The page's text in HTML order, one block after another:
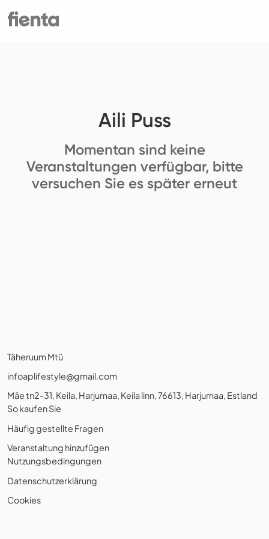
Aili Puss
Momentan sind keine
Veranstaltungen verfügbar, bitte
versuchen Sie es später erneut
Täheruum Mtü
infoaplifestyle@gmail.com
Mäe tn2-31, Keila, Harjumaa, Keila linn, 76613, Harjumaa, Estland
So kaufen Sie
Häufig gestellte Fragen
Veranstaltung hinzufügen
Nutzungsbedingungen
Datenschutzerklärung
Cookies